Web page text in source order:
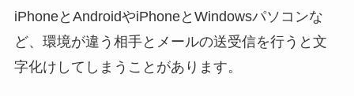
iPhoneとAndroidやiPhoneとWindowsパソコンな
ど、環境が違う相手とメールの送受信を行うと文
字化けしてしまうことがあります。